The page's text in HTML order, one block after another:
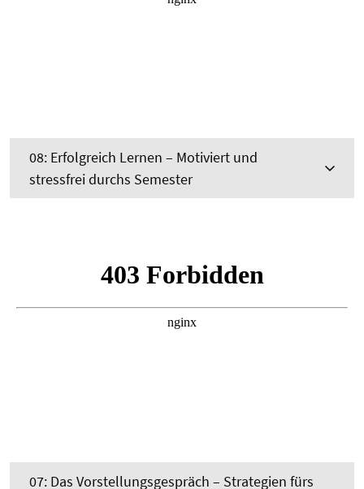
08: Erfolgreich Lernen – Motiviert und
stressfrei durchs Semester
07: Das Vorstellungsgespräch – Strategien fürs